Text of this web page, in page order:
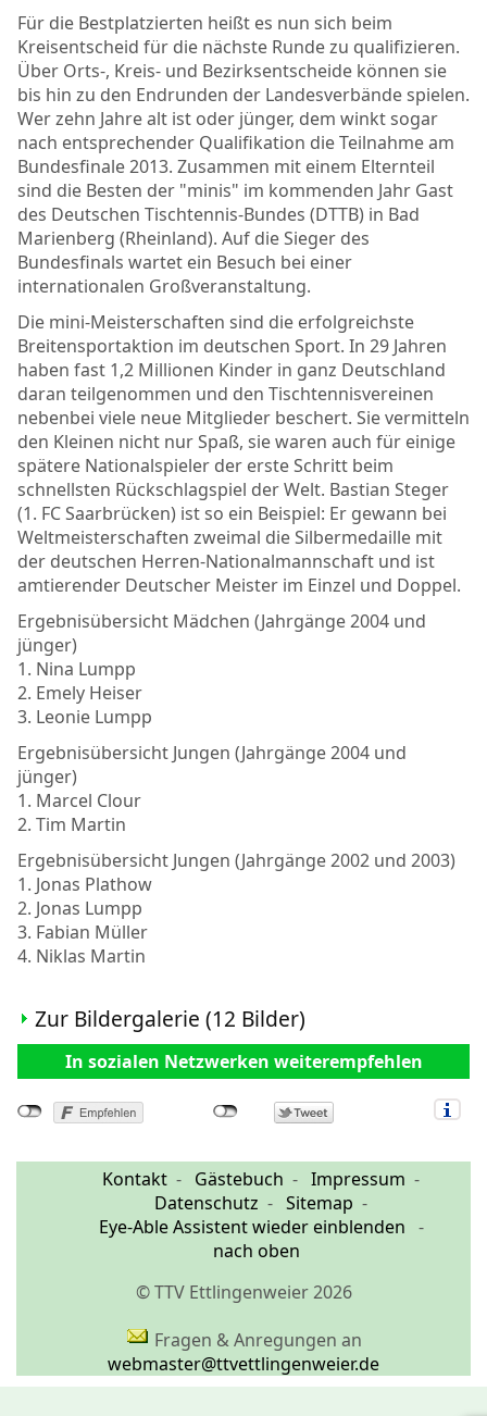
Für die Bestplatzierten heißt es nun sich beim
Kreisentscheid für die nächste Runde zu qualifizieren.
Über Orts-, Kreis- und Bezirksentscheide können sie
bis hin zu den Endrunden der Landesverbände spielen.
Wer zehn Jahre alt ist oder jünger, dem winkt sogar
nach entsprechender Qualifikation die Teilnahme am
Bundesfinale 2013. Zusammen mit einem Elternteil
sind die Besten der "minis" im kommenden Jahr Gast
des Deutschen Tischtennis-Bundes (DTTB) in Bad
Marienberg (Rheinland). Auf die Sieger des
Bundesfinals wartet ein Besuch bei einer
internationalen Großveranstaltung.
Die mini-Meisterschaften sind die erfolgreichste
Breitensportaktion im deutschen Sport. In 29 Jahren
haben fast 1,2 Millionen Kinder in ganz Deutschland
daran teilgenommen und den Tischtennisvereinen
nebenbei viele neue Mitglieder beschert. Sie vermitteln
den Kleinen nicht nur Spaß, sie waren auch für einige
spätere Nationalspieler der erste Schritt beim
schnellsten Rückschlagspiel der Welt. Bastian Steger
(1. FC Saarbrücken) ist so ein Beispiel: Er gewann bei
Weltmeisterschaften zweimal die Silbermedaille mit
der deutschen Herren-Nationalmannschaft und ist
amtierender Deutscher Meister im Einzel und Doppel.
Ergebnisübersicht Mädchen (Jahrgänge 2004 und
jünger)
1. Nina Lumpp
2. Emely Heiser
3. Leonie Lumpp
Ergebnisübersicht Jungen (Jahrgänge 2004 und
jünger)
1. Marcel Clour
2. Tim Martin
Ergebnisübersicht Jungen (Jahrgänge 2002 und 2003)
1. Jonas Plathow
2. Jonas Lumpp
3. Fabian Müller
4. Niklas Martin
Zur Bildergalerie (12 Bilder)
In sozialen Netzwerken weiterempfehlen
Kontakt Gästebuch
Impressum
Datenschutz
Sitemap
Eye-Able Assistent wieder einblenden
nach oben
© TTV Ettlingenweier 2026
Fragen & Anregungen an
webmaster@ttvettlingenweier.de